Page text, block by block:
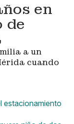
en
de
a un
cuando
estacionamiento